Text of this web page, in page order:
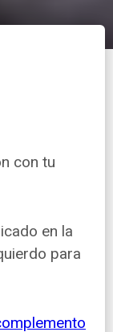
con tu
en la
para